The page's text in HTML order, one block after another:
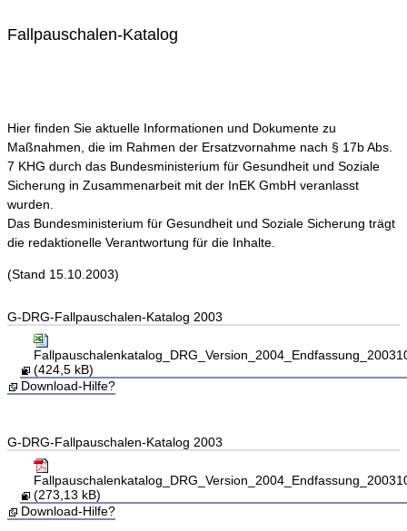
Fallpauschalen-Katalog
Hier finden Sie aktuelle Informationen und Dokumente zu
Maßnahmen, die im Rahmen der Ersatzvornahme nach § 17b Abs.
7 KHG durch das Bundesministerium für Gesundheit und Soziale
Sicherung in Zusammenarbeit mit der InEK GmbH veranlasst
wurden.
Das Bundesministerium für Gesundheit und Soziale Sicherung trägt
die redaktionelle Verantwortung für die Inhalte.
(Stand 15.10.2003)
G-DRG-Fallpauschalen-Katalog 2003
(424,5 kB)
Download-Hilfe?
G-DRG-Fallpauschalen-Katalog 2003
(273,13 kB)
Download-Hilfe?